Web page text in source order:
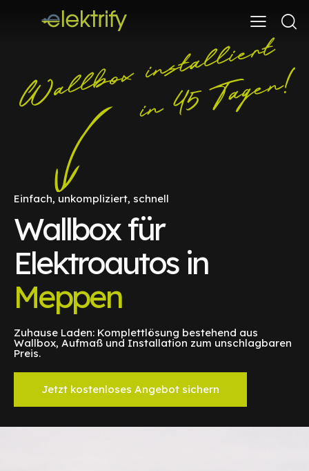
Einfach, unkompliziert, schnell
Wallbox für
Elektroautos in
Meppen
Zuhause Laden: Komplettlösung bestehend aus
Wallbox, Aufmaß und Installation zum unschlagbaren
Preis.
Jetzt kostenloses Angebot sichern